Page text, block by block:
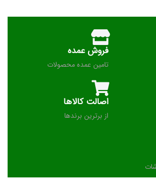
فروش عمده
تامین عمده محصولات
اصالت کالاها
از برترین برندها